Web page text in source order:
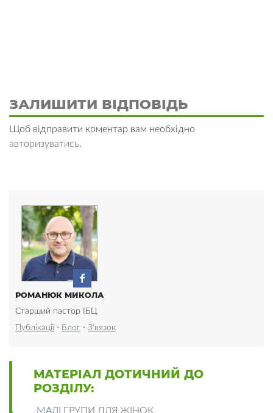
ЗАЛИШИТИ ВІДПОВІДЬ
Щоб відправити коментар вам необхідно
авторизуватись.
РОМАНЮК МИКОЛА
Старший пастор ІБЦ
Публікації · Блог · З'вязок
МАТЕРІАЛ ДОТИЧНИЙ ДО
РОЗДІЛУ:
МАЛІ ГРУПИ ДЛЯ ЖІНОК